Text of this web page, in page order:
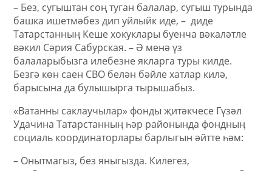
– Без, сугыштан соң туган балалар, сугыш турында
башка ишетмәбез дип уйлыйк иде, – диде
Татарстанның Кеше хокуклары буенча вәкаләтле
вәкил Сәрия Сабурская. – Ә менә үз
балаларыбызга илебезне якларга туры килде.
Безгә көн саен СВО белән бәйле хатлар килә,
барысына да булышырга тырышабыз.
«Ватанны саклаучылар» фонды җитәкчесе Гүзәл
Удачина Татарстанның һәр районында фондның
социаль координаторлары барлыгын әйтте һәм:
– Онытмагыз, без яныгызда. Килегез,